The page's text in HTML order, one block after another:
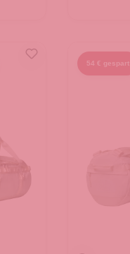
54 € gespart